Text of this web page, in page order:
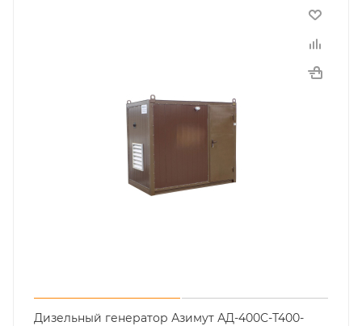
Дизельный генератор Азимут АД-400С-Т400-